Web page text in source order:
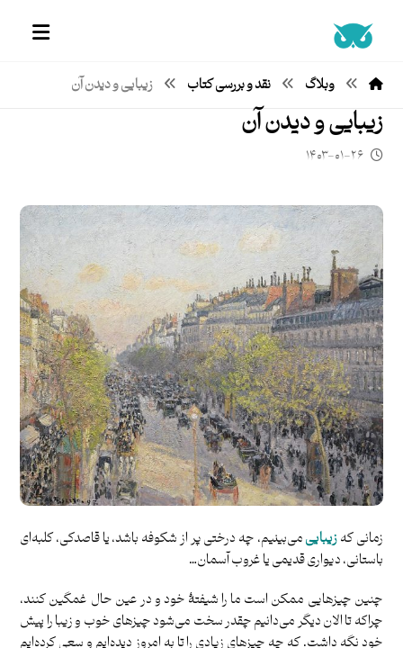
وبلاگ نقد و بررسی کتاب زیبایی و دیدن آن
زیبایی و دیدن آن
۱۴۰۳-۰۱-۲۶
زمانی کهزیباییمی‌بینیم، چه درختی پر از شکوفه باشد، یا قاصدکی، کلبه‌ای
باستانی، دیواری قدیمی یا غروب آسمان…
چنین چیزهایی ممکن است ما را شیفتۀ خود و در عین‌ حال غمگین کنند،
چراکه تا الان دیگر می‌دانیم چقدر سخت می‌شود چیزهای خوب و زیبا را پیش
خود نگه داشت. که چه چیزهای زیادی را تا به امروز دیده‌ایم و سعی کرده‌ایم